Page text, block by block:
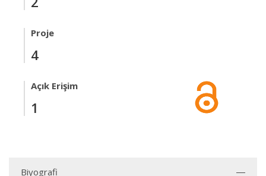
Proje
4
Açık Erişim
1
Biyografi